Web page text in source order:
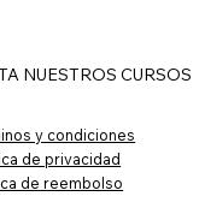
y condiciones
de privacidad
de reembolso
NUESTROS CURSOS